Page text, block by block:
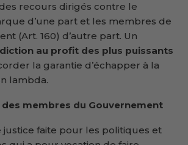
recours dirigés contre le
d’une part et les membres de
(Art. 160) d’autre part. Un
au profit des plus puissants
la garantie d’échapper à la
lambda.
des membres du Gouvernement
justice faite pour les politiques et